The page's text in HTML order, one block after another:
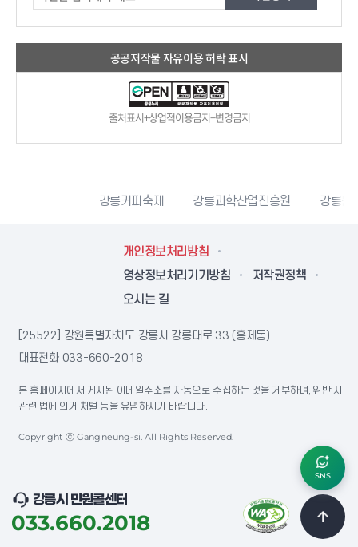
공공저작물 자유이용 허락 표시
출처표시+상업적이용금지+변경금지
강릉커피축제 강릉과학산업진흥원 강릉문
개인정보처리방침
영상정보처리기기방침
저작권정책
오시는 길
[25522] 강원특별자치도 강릉시 강릉대로 33 (홍제동)
대표전화 033-660-2018
본 홈페이지에서 게시된 이메일주소를 자동으로 수집하는 것을 거부하며, 위반 시
관련 법에 의거 처벌 등을 유념하시기 바랍니다.
Copyright ⓒ Gangneung-si. All Rights Reserved.
강릉시 민원콜센터
033.660.2018
SNS